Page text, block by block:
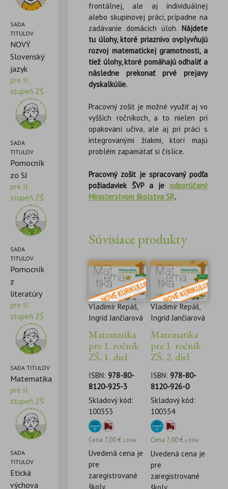
SADA
TITULOV
NOVÝ
Slovenský
jazyk
pre II.
stupeň ZŠ
SADA
TITULOV
Pomocník
zo SJ
pre II.
stupeň ZŠ
SADA
TITULOV
Pomocník
z
literatúry
pre II.
stupeň ZŠ
SADA TITULOV
Matematika
pre II.
stupeň ZŠ
SADA
TITULOV
Etická
výchova
frontálnej, ale aj individuálnej
alebo skupinovej práci, prípadne na
zadávanie domácich úloh. Nájdete
tu úlohy, ktoré priaznivo ovplyvňujú
rozvoj matematickej gramotnosti, a
tiež úlohy, ktoré pomáhajú odhaliť a
následne prekonať prvé prejavy
dyskalkúlie.
Pracovný zošit je možné využiť aj vo
vyšších ročníkoch, a to nielen pri
opakovaní učiva, ale aj pri práci s
integrovanými žiakmi, ktorí majú
problém zapamätať si číslice.
Pracovný zošit je spracovaný podľa
požiadaviek ŠVP a je odporúčaný
Ministerstvom školstva SR.
Súvisiace produkty
Vladimír Repáš,
Ingrid Jančiarová
Matematika
pre 1. ročník
ZŠ, 1. diel
ISBN:978-80-
8120-925-3
Skladový kód:
100353
Cena 7,00€ s DPH
Uvedená cena je
pre
zaregistrované
školy.
Vladimír Repáš,
Ingrid Jančiarová
Matematika
pre 1. ročník
ZŠ, 2. diel
ISBN: 978-80-
8120-926-0
Skladový kód:
100354
Cena 7,00€ s DPH
Uvedená cena je
pre
zaregistrované